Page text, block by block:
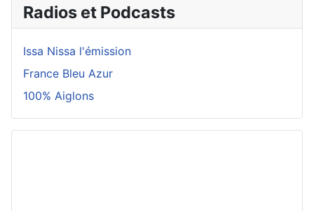
Radios et Podcasts
Issa Nissa l'émission
France Bleu Azur
100% Aiglons